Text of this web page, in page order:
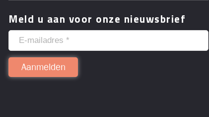
Meld u aan voor onze nieuwsbrief